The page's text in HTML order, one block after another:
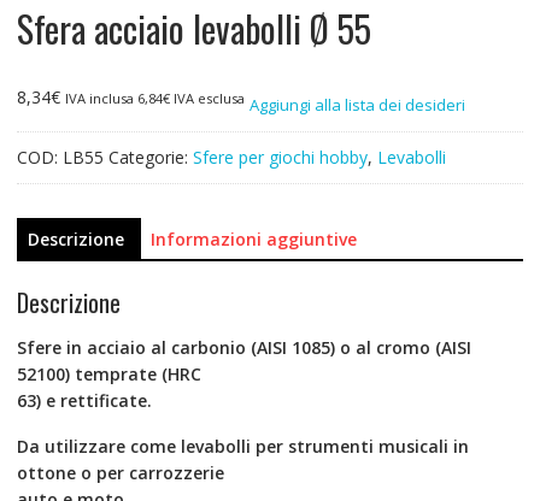
Sfera acciaio levabolli Ø 55
8,34€ IVA inclusa 6,84€IVA esclusa Aggiungi alla lista dei desideri
COD: LB55 Categorie: Sfere per giochi hobby, Levabolli
Descrizione Informazioni aggiuntive
Descrizione
Sfere in acciaio al carbonio (AISI 1085) o al cromo (AISI
52100) temprate (HRC
63) e rettificate.
Da utilizzare come levabolli per strumenti musicali in
ottone o per carrozzerie